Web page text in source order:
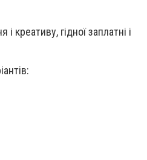
креативу, гідної заплатні і